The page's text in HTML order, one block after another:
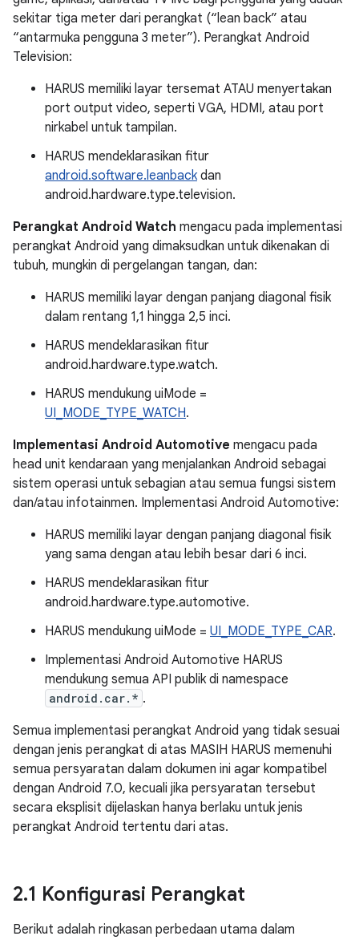
sekitar tiga meter dari perangkat (“lean back” atau
“antarmuka pengguna 3 meter”). Perangkat Android
Television:
HARUS memiliki layar tersemat ATAU menyertakan
port output video, seperti VGA, HDMI, atau port
nirkabel untuk tampilan.
HARUS mendeklarasikan fitur
android.software.leanbackdan
android.hardware.type.television.
Perangkat Android Watch mengacu pada implementasi
perangkat Android yang dimaksudkan untuk dikenakan di
tubuh, mungkin di pergelangan tangan, dan:
HARUS memiliki layar dengan panjang diagonal fisik
dalam rentang 1,1 hingga 2,5 inci.
HARUS mendeklarasikan fitur
android.hardware.type.watch.
HARUS mendukung uiMode =
UI_MODE_TYPE_WATCH.
Implementasi Android Automotive mengacu pada
head unit kendaraan yang menjalankan Android sebagai
sistem operasi untuk sebagian atau semua fungsi sistem
dan/atau infotainmen. Implementasi Android Automotive:
HARUS memiliki layar dengan panjang diagonal fisik
yang sama dengan atau lebih besar dari 6 inci.
HARUS mendeklarasikan fitur
android.hardware.type.automotive.
HARUS mendukung uiMode = UI_MODE_TYPE_CAR.
Implementasi Android Automotive HARUS
mendukung semua API publik di namespace
android.car.* .
Semua implementasi perangkat Android yang tidak sesuai
dengan jenis perangkat di atas MASIH HARUS memenuhi
semua persyaratan dalam dokumen ini agar kompatibel
dengan Android 7.0, kecuali jika persyaratan tersebut
secara eksplisit dijelaskan hanya berlaku untuk jenis
perangkat Android tertentu dari atas.
2.1 Konfigurasi Perangkat
Berikut adalah ringkasan perbedaan utama dalam